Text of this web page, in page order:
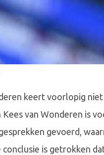
keert voorlopig
Kees van Wonderen is
gevoerd,
conclusie is getrokken